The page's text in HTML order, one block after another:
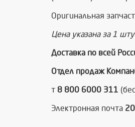
Оригинальная
Цена указана за 1
Доставка по всей
Отдел продаж
т 8 800 6000 311
Электронная почта